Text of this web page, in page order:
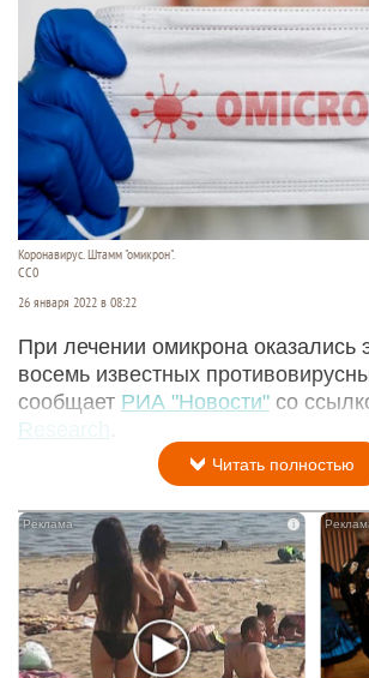
Коронавирус. Штамм "омикрон".
CС0
26 января 2022 в 08:22
При лечении омикрона
восемь известных
сообщает РИА "Новости" со
Research
Читать полностью
i